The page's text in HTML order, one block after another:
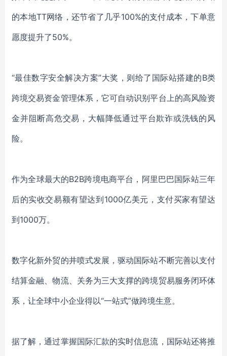
的本地TT网络， 还节省了几乎100%的支付成本，下单意
愿度提升了50%。
“最佳数字安全解决方案”大奖，则给了国际站搭建的B类
跨境交易资金管理体系，它可自动识别平台上的高风险资
金并阻断高危交易，大幅降低通过平台欺诈或洗钱的 风
险。
作为全球最大的B2B跨境电商平台，阿里巴巴国际站三年
后的实收交易额有望达到1000亿美元 ， 支付买家有望达
到1000万。
数字化新外贸的井喷式发展，驱动国际站不断完善以支付
结算金融、物流、关务为三大支撑的跨境贸易服务闭环体
系， 让全球中小企业得以“一站式”做跨境生意。
据了解，通过掌握国际汇款的实时信息流， 国际站还将推